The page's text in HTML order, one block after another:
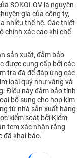
SOKOLOV là nguyên
gia của công ty,
nhiều thế hệ. Các thiết
chính xác cao khi chế
sản xuất, đảm bảo
được cung cấp bởi các
tra đá để đáp ứng các
loại quý như vàng và
Điều này đảm bảo tính
bổ sung cho hợp kim
từ nhà sản xuất hàng
kiểm soát bởi Kiểm
tem xác nhận rằng
đã khai báo.